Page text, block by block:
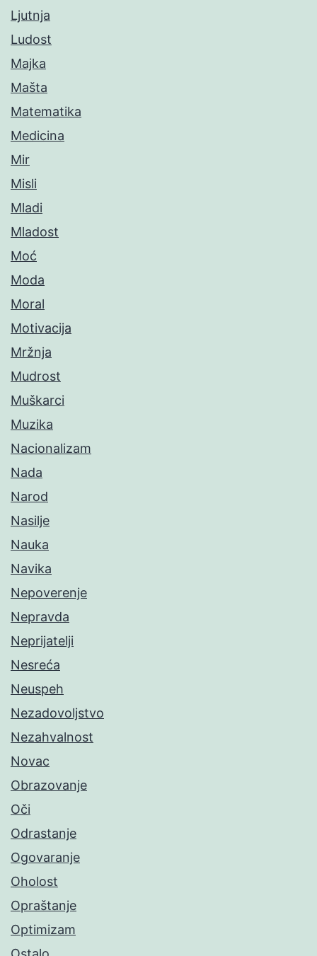
Ljutnja
Ludost
Majka
Mašta
Matematika
Medicina
Mir
Misli
Mladi
Mladost
Moć
Moda
Moral
Motivacija
Mržnja
Mudrost
Muškarci
Muzika
Nacionalizam
Nada
Narod
Nasilje
Nauka
Navika
Nepoverenje
Nepravda
Neprijatelji
Nesreća
Neuspeh
Nezadovoljstvo
Nezahvalnost
Novac
Obrazovanje
Oči
Odrastanje
Ogovaranje
Oholost
Opraštanje
Optimizam